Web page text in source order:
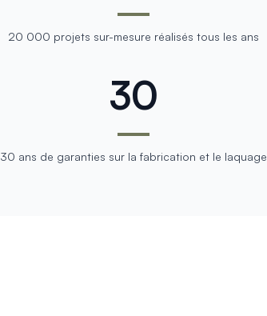
20 000 projets sur-mesure réalisés tous les ans
30
30 ans de garanties sur la fabrication et le laquage